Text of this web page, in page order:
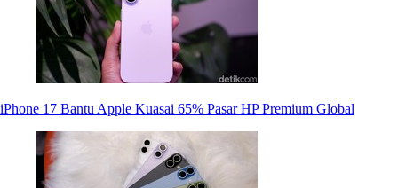
iPhone 17 Bantu Apple Kuasai 65% Pasar HP Premium Global